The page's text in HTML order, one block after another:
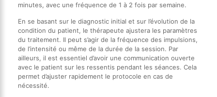
minutes, avec une fréquence de 1 à 2 fois par semaine.
En se basant sur le diagnostic initial et sur l’évolution de la
condition du patient, le thérapeute ajustera les paramètres
du traitement. Il peut s’agir de la fréquence des impulsions,
de l’intensité ou même de la durée de la session. Par
ailleurs, il est essentiel d’avoir une communication ouverte
avec le patient sur les ressentis pendant les séances. Cela
permet d’ajuster rapidement le protocole en cas de
nécessité.